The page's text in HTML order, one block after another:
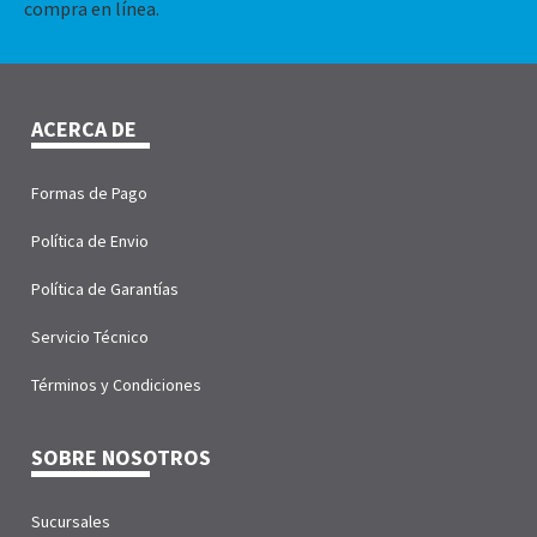
compra en línea.
ACERCA DE
Formas de Pago
Política de Envio
Política de Garantías
Servicio Técnico
Términos y Condiciones
SOBRE NOSOTROS
Sucursales